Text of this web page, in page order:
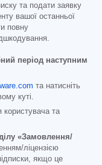
та подати заявку
вашої останньої
повну
період наступним
та натисніть
куті.
користувача та
«Замовлення/
ліцензією
якщо це